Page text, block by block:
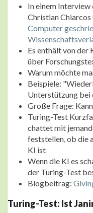
In einem
Christian Chiarcos
Computer
Es enthält von der
über
Warum möchte
Beispiele:
Unterstützung bei
Große Frage:
Turing-Test
chattet mit
feststellen, ob die
KI ist
Wenn die KI es
der Turing-Test
Blogbeitrag:
Turing-Test: Ist